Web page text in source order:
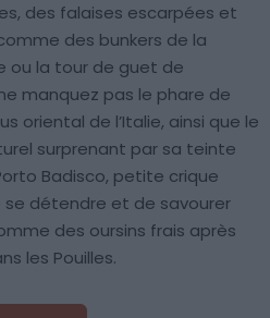
des falaises escarpées et
des bunkers de la
ou la tour de guet de
manquez pas le phare de
oriental de l’Italie, ainsi que le
surprenant par sa teinte
Badisco, petite crique
se détendre et de savourer
des oursins frais après
les Pouilles.